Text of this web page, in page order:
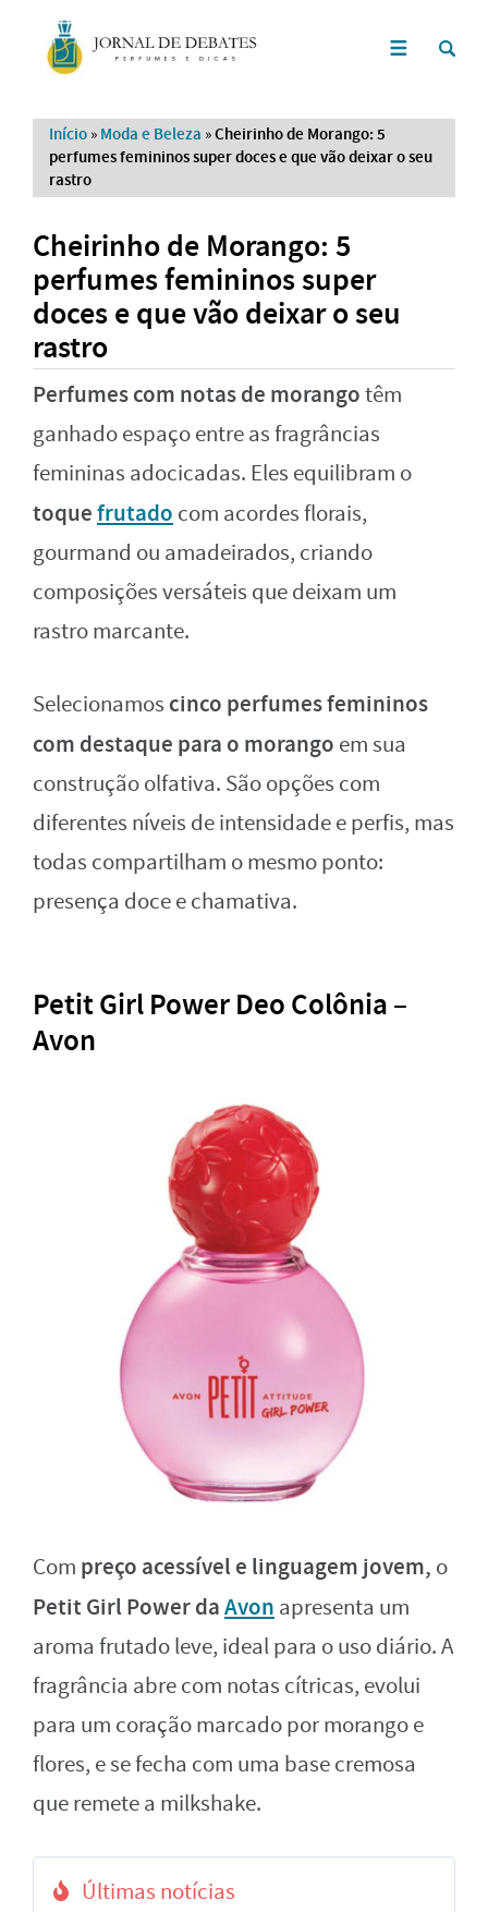
Início » Moda e Beleza »Cheirinho de Morango: 5
perfumes femininos super doces e que vão deixar o seu
rastro
Cheirinho de Morango: 5
perfumes femininos super
doces e que vão deixar o seu
rastro
Perfumes com notas de morangotêm
ganhado espaço entre as fragrâncias
femininas adocicadas. Eles equilibram o
toquefrutado com acordes florais,
gourmand ou amadeirados, criando
composições versáteis que deixam um
rastro marcante.
Selecionamos cinco perfumes femininos
com destaque para o morango em sua
construção olfativa. São opções com
diferentes níveis de intensidade e perfis, mas
todas compartilham o mesmo ponto:
presença doce e chamativa.
Petit Girl Power Deo Colônia –
Avon
Com preço acessível e linguagem jovem, o
Petit Girl Power daAvon apresenta um
aroma frutado leve, ideal para o uso diário. A
fragrância abre com notas cítricas, evolui
para um coração marcado por morango e
flores, e se fecha com uma base cremosa
que remete a milkshake.
Últimas notícias